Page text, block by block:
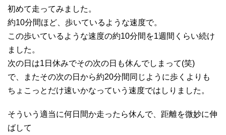
初めて走ってみました。
約10分間ほど、歩いているような速度で。
この歩いているような速度の約10分間を1週間くらい続け
ました。
次の日は1日休みでその次の日も休んでしまって(笑)
で、またその次の日から約20分間同じように歩くよりも
ちょこっとだけ速いかなっていう速度ではしりました。
そういう適当に何日間か走ったら休んで、距離を微妙に伸
ばして